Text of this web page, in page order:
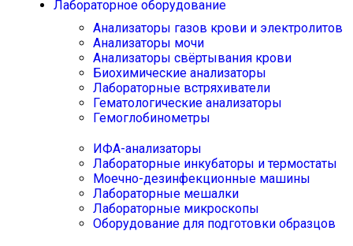
Лабораторное оборудование
Анализаторы газов крови и электролитов
Анализаторы мочи
Анализаторы свёртывания крови
Биохимические анализаторы
Лабораторные встряхиватели
Гематологические анализаторы
Гемоглобинометры
ИФА-анализаторы
Лабораторные инкубаторы и термостаты
Моечно-дезинфекционные машины
Лабораторные мешалки
Лабораторные микроскопы
Оборудование для подготовки образцов